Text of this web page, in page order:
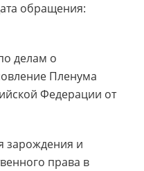
обращения:
делам о
Пленума
Федерации от
зарождения и
права в